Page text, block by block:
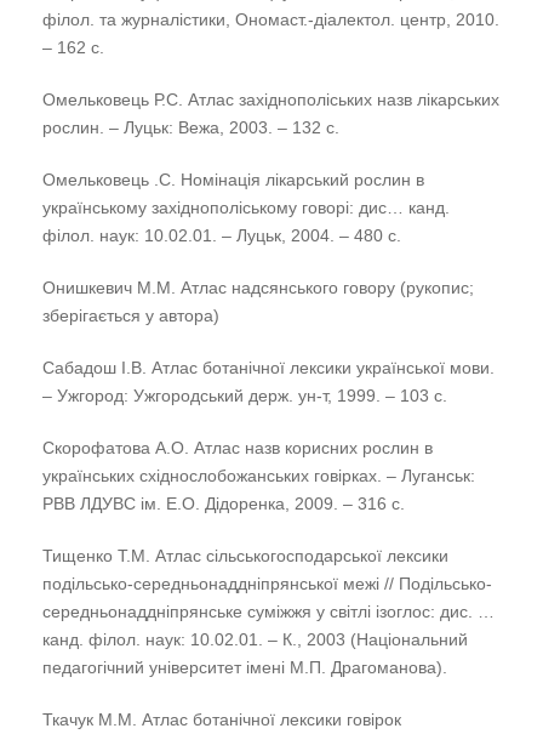
філол. та журналістики, Ономаст.-діалектол. центр, 2010.
– 162 с.
Омельковець Р.С. Атлас західнополіських назв лікарських
рослин. – Луцьк: Вежа, 2003. – 132 с.
Омельковець .С. Номінація лікарський рослин в
українському західнополіському говорі: дис… канд.
філол. наук: 10.02.01. – Луцьк, 2004. – 480 с.
Онишкевич М.М. Атлас надсянського говору (рукопис;
зберігається у автора)
Сабадош І.В. Атлас ботанічної лексики української мови.
– Ужгород: Ужгородський держ. ун-т, 1999. – 103 с.
Скорофатова А.О. Атлас назв корисних рослин в
українських східнослобожанських говірках. – Луганськ:
РВВ ЛДУВС ім. Е.О. Дідоренка, 2009. – 316 с.
Тищенко Т.М. Атлас сільськогосподарської лексики
подільсько-середньонаддніпрянської межі // Подільсько-
середньонаддніпрянське суміжжя у світлі ізоглос: дис. …
канд. філол. наук: 10.02.01. – К., 2003 (Національний
педагогічний університет імені М.П. Драгоманова).
Ткачук М.М. Атлас ботанічної лексики говірок